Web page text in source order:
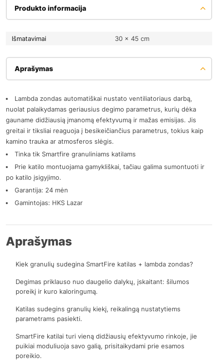
Produkto informacija
Išmatavimai 30 × 45 cm
Aprašymas
Lambda zondas automatiškai nustato ventiliatoriaus darbą,
nuolat palaikydamas geriausius degimo parametrus, kurių dėka
gauname didžiausią įmanomą efektyvumą ir mažas emisijas. Jis
greitai ir tiksliai reaguoja į besikeičiančius parametrus, tokius kaip
kamino trauka ar atmosferos slėgis.
Tinka tik Smartfire granuliniams katilams
Prie katilo montuojama gamykliškai, tačiau galima sumontuoti ir
po katilo įsigyjimo.
Garantija: 24 mėn
Gamintojas: HKS Lazar
Aprašymas
Kiek granulių sudegina SmartFire katilas + lambda zondas?
Degimas priklauso nuo daugelio dalykų, įskaitant: šilumos
poreikį ir kuro kaloringumą.
Katilas sudegins granulių kiekį, reikalingą nustatytiems
parametrams pasiekti.
SmartFire katilai turi vieną didžiausių efektyvumo rinkoje, jie
puikiai moduliuoja savo galią, prisitaikydami prie esamos
poreikio.